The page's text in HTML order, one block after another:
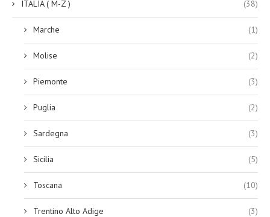
ITALIA ( M-Z ) (38)
Marche (1)
Molise (2)
Piemonte (3)
Puglia (2)
Sardegna (3)
Sicilia (5)
Toscana (10)
Trentino Alto Adige (3)